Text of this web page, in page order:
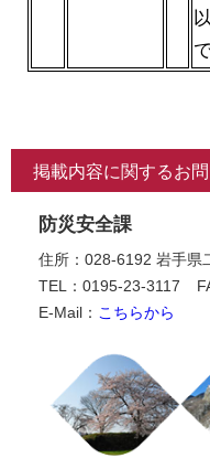
掲載内容に関するお
防災安全課
住所：028-6192 岩手県
TEL：0195-23-3117
E-Mail： こちらから